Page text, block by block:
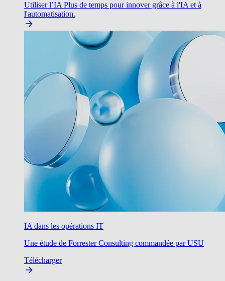
Utiliser l’IA Plus de temps pour innover grâce à l'IA et à
l'automatisation.
IA dans les opérations IT
Une étude de Forrester Consulting commandée par USU
Télécharger